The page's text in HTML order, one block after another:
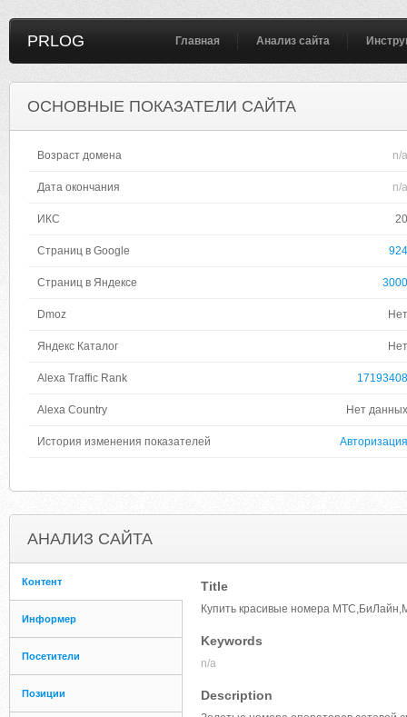
PRLOG Главная Анализ сайта
ОСНОВНЫЕ ПОКАЗАТЕЛИ САЙТА
Возраст домена n/a
Дата окончания n/a
ИКС 20
Страниц в Google 924
Страниц в Яндексе 3000
Dmoz Нет
Яндекс Каталог Нет
Alexa Traffic Rank 17193408
Alexa Country Нет данных
История изменения показателей Авторизация
АНАЛИЗ САЙТА
Контент
Информер
Посетители
Позиции
Title
Купить красивые номера
Keywords
n/a
Description